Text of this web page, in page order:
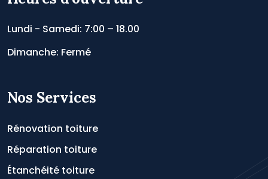
Lundi - Samedi: 7:00 – 18.00
Dimanche: Fermé
Nos Services
Rénovation toiture
Réparation toiture
Étanchéité toiture